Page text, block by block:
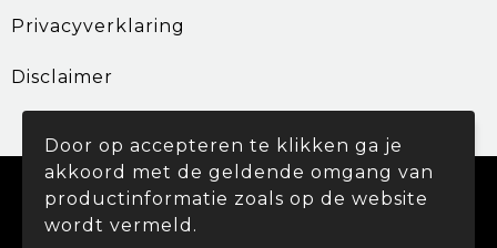
Privacyverklaring
Disclaimer
© Copyright Promohouse 2024
Door op accepteren te klikken ga je
akkoord met de geldende omgang van
productinformatie zoals op de website
wordt vermeld.